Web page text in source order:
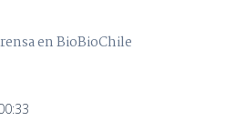
en BioBioChile